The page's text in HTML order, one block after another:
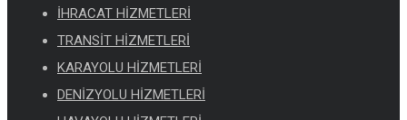
İHRACAT HİZMETLERİ
TRANSİT HİZMETLERİ
KARAYOLU HİZMETLERİ
DENİZYOLU HİZMETLERİ